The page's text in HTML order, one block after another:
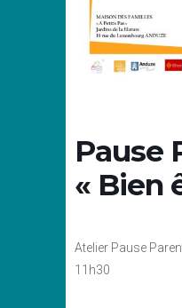
Pause
« Bien
Atelier Pause
11h30